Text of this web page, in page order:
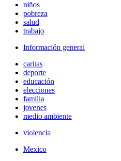
niños
pobreza
salud
trabajo
Información general
caritas
deporte
educación
elecciones
familia
jovenes
medio ambiente
violencia
Mexico